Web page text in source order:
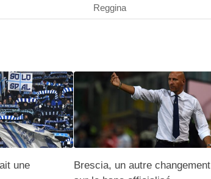
Reggina
une
Brescia, un autre changement